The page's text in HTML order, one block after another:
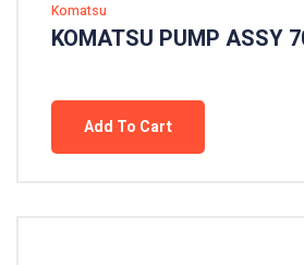
Komatsu
KOMATSU PUMP ASSY
Add To Cart